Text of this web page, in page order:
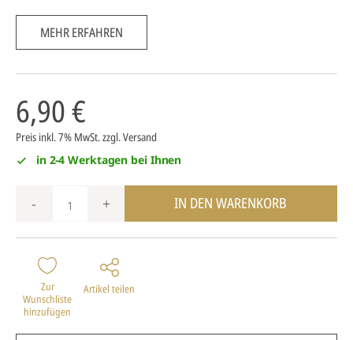
MEHR ERFAHREN
6,90 €
Preis inkl. 7% MwSt.zzgl. Versand
in 2-4 Werktagen bei Ihnen
+
- IN DEN WARENKORB
Zur
Wunschliste
hinzufügen
Artikel teilen